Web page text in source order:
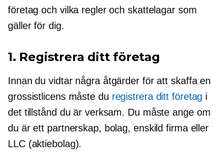
företag och vilka regler och skattelagar som
gäller för dig.
1. Registrera ditt företag
Innan du vidtar några åtgärder för att skaffa en
grossistlicens måste du registrera ditt företag i
det tillstånd du är verksam. Du måste ange om
du är ett partnerskap, bolag, enskild firma eller
LLC (aktiebolag).